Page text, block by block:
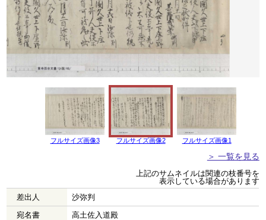
フルサイズ画像3 フルサイズ画像2 フルサイズ画像1
＞ 一覧を見る
上記のサムネイルは関連の枝番号を
表示している場合があります
差出人
沙弥判
宛名書
高土佐入道殿